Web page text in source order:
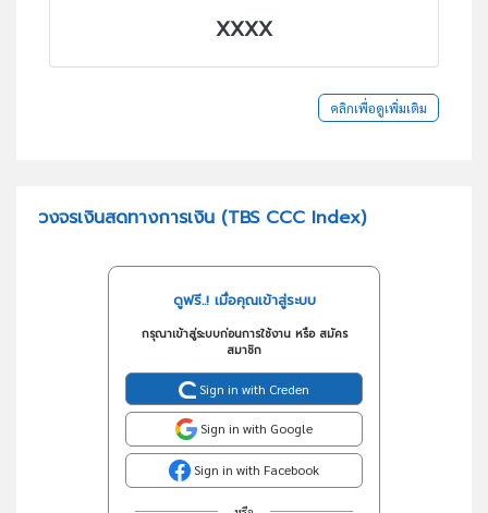
XXXX
คลิกเพื่อดูเพิ่มเติม
วงจรเงินสดทางการเงิน (TBS CCC Index)
ดูฟรี..! เมื่อคุณเข้าสู่ระบบ
กรุณาเข้าสู่ระบบก่อนการใช้งาน หรือ สมัคร
สมาชิก
Sign in with Creden
Sign in with Google
Sign in with Facebook